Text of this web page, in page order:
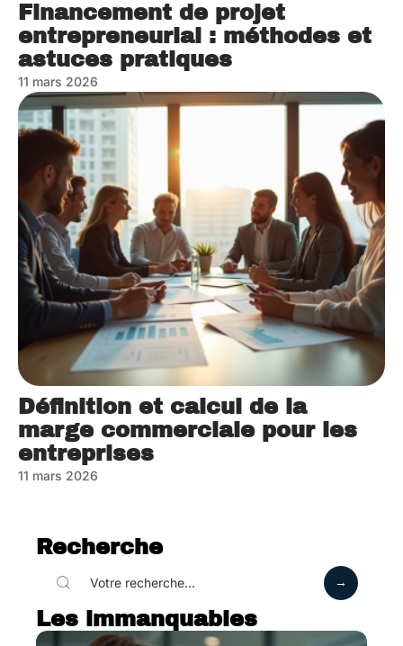
Financement de projet
entrepreneurial : méthodes et
astuces pratiques
11 mars 2026
Définition et calcul de la
marge commerciale pour les
entreprises
11 mars 2026
Recherche
Les immanquables